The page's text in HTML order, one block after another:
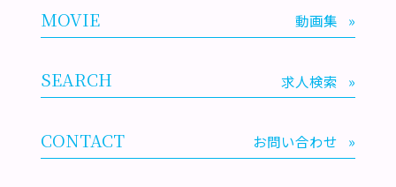
MOVIE 動画集 »
SEARCH 求人検索 »
CONTACT お問い合わせ »